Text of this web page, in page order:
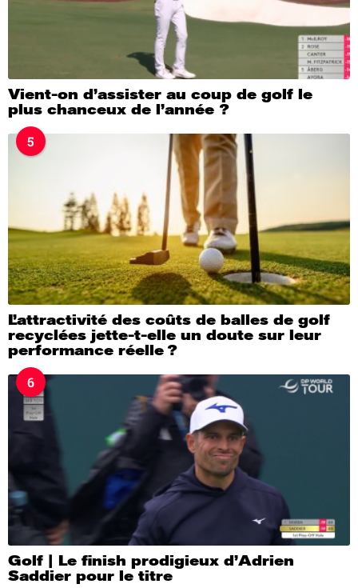
Vient-on d’assister au coup de golf le
plus chanceux de l’année ?
5
L’attractivité des coûts de balles de golf
recyclées jette-t-elle un doute sur leur
performance réelle ?
6
Golf | Le finish prodigieux d’Adrien
Saddier pour le titre